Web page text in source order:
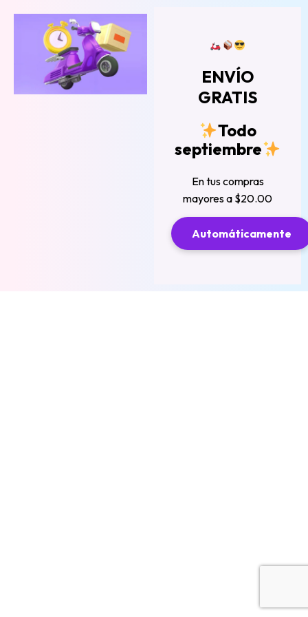
ENVÍO
GRATIS
Todo
septiembre
En tus compras
mayores a $20.00
Automáticamente